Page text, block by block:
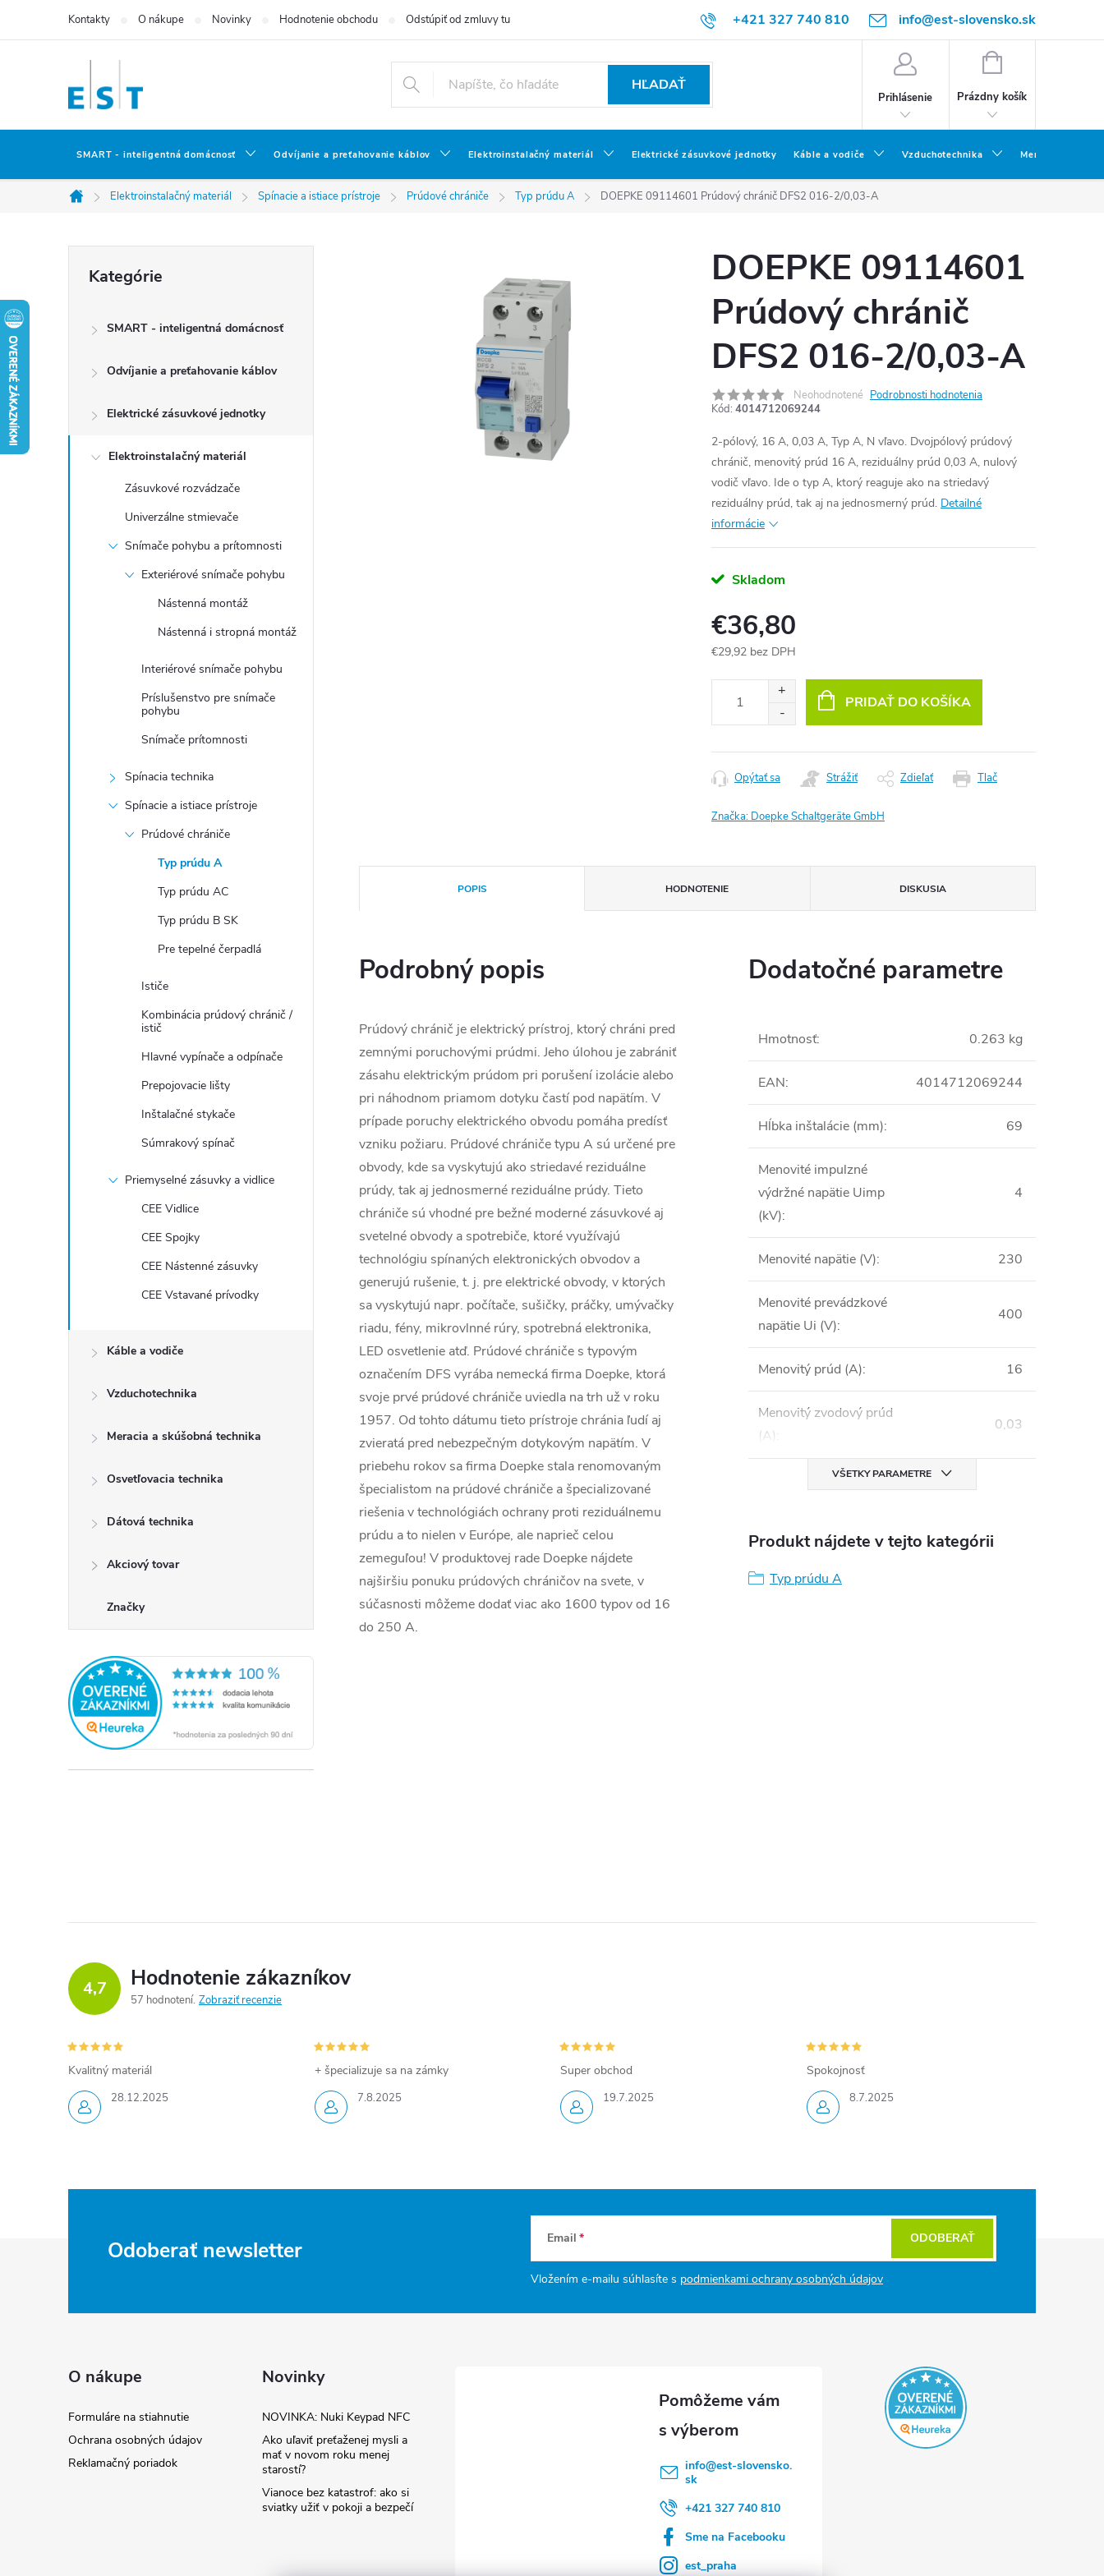
+421 327 740 810 info@est-slovensko.sk
Kontakty O nákupe Novinky Hodnotenie obchodu Odstúpiť od zmluvy tu
HĽADAŤ
Prihlásenie
NÁKUPNÝ
Prázdny košík
SMART - inteligentná domácnosť Odvíjanie a preťahovanie káblov Elektroinstalačný materiál Elektrické zásuvkové jednotky Káble a vodiče Vzduchotechnika Meracia a
Domov
Elektroinstalačný materiál Spínacie a istiace prístroje Prúdové chrániče Typ prúdu A DOEPKE 09114601 Prúdový chránič DFS2 016-2/0,03-A
ý
kategórie
Kategórie
SMART - inteligentná domácnosť
Odvíjanie a preťahovanie káblov
Elektrické zásuvkové jednotky
Elektroinstalačný materiál
Zásuvkové rozvádzače
Univerzálne stmievače
Snímače pohybu a prítomnosti
Exteriérové snímače pohybu
Nástenná montáž
Nástenná i stropná montáž
Interiérové snímače pohybu
Príslušenstvo pre snímače
pohybu
Snímače prítomnosti
Spínacia technika
Spínacie a istiace prístroje
Prúdové chrániče
Typ prúdu A
Typ prúdu AC
Typ prúdu B SK
Pre tepelné čerpadlá
Ističe
Kombinácia prúdový chránič /
istič
Hlavné vypínače a odpínače
Prepojovacie lišty
Inštalačné stykače
Súmrakový spínač
Priemyselné zásuvky a vidlice
CEE Vidlice
CEE Spojky
CEE Nástenné zásuvky
CEE Vstavané prívodky
Káble a vodiče
Vzduchotechnika
Meracia a skúšobná technika
Osvetľovacia technika
Dátová technika
Akciový tovar
Značky
DOEPKE 09114601
Prúdový chránič
DFS2 016-2/0,03-A
Neohodnotené Podrobnosti hodnotenia
Kód: 4014712069244
2-pólový, 16 A, 0,03 A, Typ A, N vľavo. Dvojpólový prúdový
chránič, menovitý prúd 16 A, reziduálny prúd 0,03 A, nulový
vodič vľavo. Ide o typ A, ktorý reaguje ako na striedavý
reziduálny prúd, tak aj na jednosmerný prúd. Detailné
informácie
Skladom
€36,80
€29,92 bez DPH
PRIDAŤ DO KOŠÍKA
Tlač
Opýtať sa Strážiť Zdieľať
Značka: Doepke Schaltgeräte GmbH
POPIS HODNOTENIE DISKUSIA
Podrobný popis
Prúdový chránič je elektrický prístroj, ktorý chráni pred
zemnými poruchovými prúdmi. Jeho úlohou je zabrániť
zásahu elektrickým prúdom pri porušení izolácie alebo
pri náhodnom priamom dotyku častí pod napätím. V
prípade poruchy elektrického obvodu pomáha predísť
vzniku požiaru. Prúdové chrániče typu A sú určené pre
obvody, kde sa vyskytujú ako striedavé reziduálne
prúdy, tak aj jednosmerné reziduálne prúdy. Tieto
chrániče sú vhodné pre bežné moderné zásuvkové aj
svetelné obvody a spotrebiče, ktoré využívajú
technológiu spínaných elektronických obvodov a
generujú rušenie, t. j. pre elektrické obvody, v ktorých
sa vyskytujú napr. počítače, sušičky, práčky, umývačky
riadu, fény, mikrovlnné rúry, spotrebná elektronika,
LED osvetlenie atď. Prúdové chrániče s typovým
označením DFS vyrába nemecká firma Doepke, ktorá
svoje prvé prúdové chrániče uviedla na trh už v roku
1957. Od tohto dátumu tieto prístroje chránia ľudí aj
zvieratá pred nebezpečným dotykovým napätím. V
priebehu rokov sa firma Doepke stala renomovaným
špecialistom na prúdové chrániče a špecializované
riešenia v technológiách ochrany proti reziduálnemu
prúdu a to nielen v Európe, ale naprieč celou
zemeguľou! V produktovej rade Doepke nájdete
najširšiu ponuku prúdových chráničov na svete, v
súčasnosti môžeme dodať viac ako 1600 typov od 16
do 250 A.
Dodatočné parametre
Hmotnosť: 0.263 kg
EAN: 4014712069244
Hĺbka inštalácie (mm): 69
Menovité impulzné
výdržné napätie Uimp
(kV):
4
Menovité napätie (V): 230
Menovité prevádzkové
napätie Ui (V):
400
Menovitý prúd (A): 16
Menovitý zvodový prúd
(A):
0,03
VŠETKY PARAMETRE
Produkt nájdete v tejto kategórii
Typ prúdu A
4,7 Hodnotenie zákazníkov
57 hodnotení Zobraziť recenzie
28.12.2025
Kvalitný materiál
7.8.2025
+ špecializuje sa na zámky
19.7.2025
Super obchod
8.7.2025
Spokojnosť
Odoberať newsletter Email
Vložením e-mailu súhlasíte s podmienkami ochrany osobných údajov
ODOBERAŤ
O nákupe
Formuláre na stiahnutie
Ochrana osobných údajov
Reklamačný poriadok
Novinky
NOVINKA: Nuki Keypad NFC
Ako uľaviť preťaženej mysli a
mať v novom roku menej
starostí?
Vianoce bez katastrof: ako si
sviatky užiť v pokoji a bezpečí
info@est-slovensko.
sk
+421 327 740 810
Sme na Facebooku
est_praha